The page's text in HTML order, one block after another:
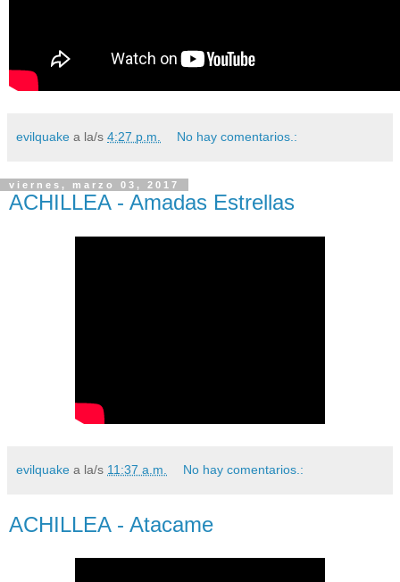
evilquake a la/s 4:27 p.m. No hay comentarios.:
viernes, marzo 03, 2017
ACHILLEA - Amadas Estrellas
evilquake a la/s 11:37 a.m. No hay comentarios.:
ACHILLEA - Atacame